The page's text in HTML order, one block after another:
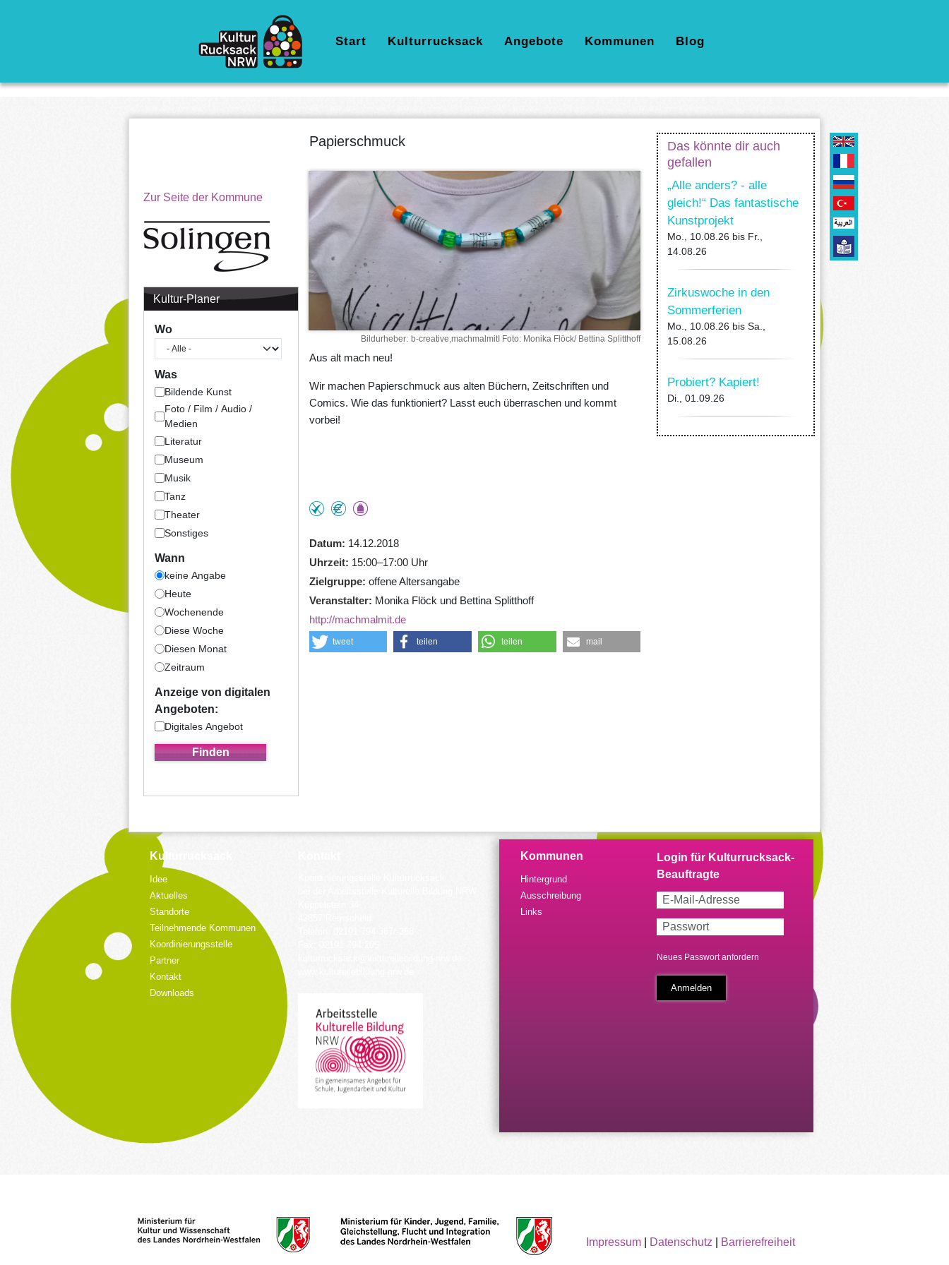
Hauptnavigation
Start Kulturrucksack Angebote Kommunen Blog
Zur Seite der Kommune
Kultur-Planer
Wo
Was
Bildende Kunst
Foto / Film / Audio /
Medien
Literatur
Museum
Musik
Tanz
Theater
Sonstiges
Wann
keine Angabe
Heute
Wochenende
Diese Woche
Diesen Monat
Zeitraum
Anzeige von digitalen
Angeboten:
Digitales Angebot
Papierschmuck
Bildurheber b-creative,machmalmitI Foto: Monika Flöck/ Bettina Splitthoff
Aus alt mach neu!
Wir machen Papierschmuck aus alten Büchern, Zeitschriften und
Comics. Wie das funktioniert? Lasst euch überraschen und kommt
vorbei!
Datum
14.12.2018
Uhrzeit
15:00–17:00 Uhr
Zielgruppe offene Altersangabe
Veranstalter
Monika Flöck und Bettina Splitthoff
http://machmalmit.de
tweet teilen teilen mail
Das könnte dir auch
gefallen
„Alle anders? - alle
gleich!“ Das fantastische
Kunstprojekt
Mo., 10.08.26 bis Fr.,
14.08.26
Zirkuswoche in den
Sommerferien
Mo., 10.08.26 bis Sa.,
15.08.26
Probiert? Kapiert!
Di., 01.09.26
Kulturrucksack
Idee
Aktuelles
Standorte
Teilnehmende Kommunen
Koordinierungsstelle
Partner
Kontakt
Downloads
Kommunen
Hintergrund
Ausschreibung
Links
Neues Passwort anfordern
Impressum| Datenschutz Barrierefreiheit